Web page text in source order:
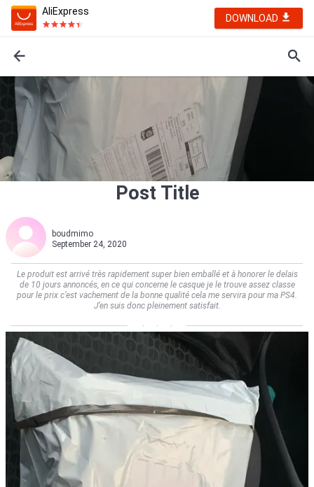
AliExpress
DOWNLOAD
Post Title
boudmimo
September 24, 2020
Le produit est arrivé très rapidement super bien emballé et à honorer le delais
de 10 jours annoncés, en ce qui concerne le casque je le trouve assez classe
pour le prix c’est vachement de la bonne qualité cela me servira pour ma PS4.
J’en suis donc pleinement satisfait.